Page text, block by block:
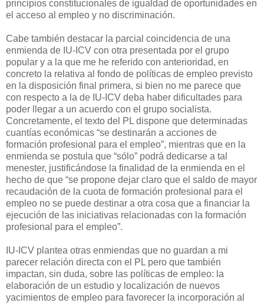
principios constitucionales de igualdad de oportunidades en
el acceso al empleo y no discriminación.
Cabe también destacar la parcial coincidencia de una
enmienda de IU-ICV con otra presentada por el grupo
popular y a la que me he referido con anterioridad, en
concreto la relativa al fondo de políticas de empleo previsto
en la disposición final primera, si bien no me parece que
con respecto a la de IU-ICV deba haber dificultades para
poder llegar a un acuerdo con el grupo socialista.
Concretamente, el texto del PL dispone que determinadas
cuantías económicas “se destinarán a acciones de
formación profesional para el empleo”, mientras que en la
enmienda se postula que “sólo” podrá dedicarse a tal
menester, justificándose la finalidad de la enmienda en el
hecho de que “se propone dejar claro que el saldo de mayor
recaudación de la cuota de formación profesional para el
empleo no se puede destinar a otra cosa que a financiar la
ejecución de las iniciativas relacionadas con la formación
profesional para el empleo”.
IU-ICV plantea otras enmiendas que no guardan a mi
parecer relación directa con el PL pero que también
impactan, sin duda, sobre las políticas de empleo: la
elaboración de un estudio y localización de nuevos
yacimientos de empleo para favorecer la incorporación al